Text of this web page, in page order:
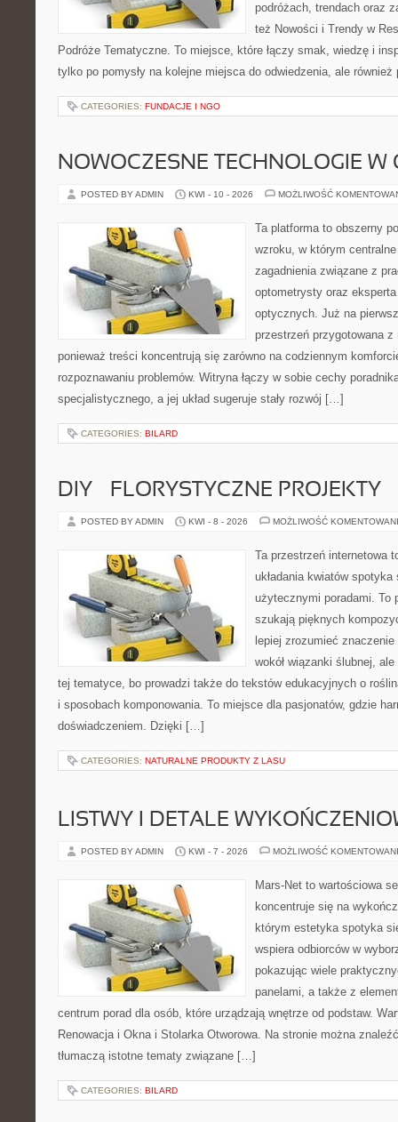
podróżach, trendach oraz
też Nowości i Trendy w
Podróże Tematyczne. To miejsce, które łączy smak, wiedzę i
tylko po pomysły na kolejne miejsca do odwiedzenia, ale
CATEGORIES: FUNDACJE I NGO
NOWOCZESNE TECHNOLOGIE W
POSTED BY ADMIN KWI - 10 - 2026 MOŻLIWOŚĆ
Ta platforma to obszerny
wzroku, w którym
zagadnienia związane z
optometrysty oraz
optycznych. Już na
przestrzeń przygotowana
ponieważ treści koncentrują się zarówno na codziennym
rozpoznawaniu problemów. Witryna łączy w sobie cechy
specjalistycznego, a jej układ sugeruje stały rozwój […]
CATEGORIES: BILARD
DIY – FLORYSTYCZNE PROJEKTY
POSTED BY ADMIN KWI - 8 - 2026 MOŻLIWOŚĆ
Ta przestrzeń internetowa
układania kwiatów
użytecznymi poradami. To
szukają pięknych
lepiej zrozumieć
wokół wiązanki ślubnej,
tej tematyce, bo prowadzi także do tekstów edukacyjnych o
i sposobach komponowania. To miejsce dla pasjonatów, gdzie
doświadczeniem. Dzięki […]
CATEGORIES: NATURALNE PRODUKTY Z LASU
LISTWY I DETALE
POSTED BY ADMIN KWI - 7 - 2026 MOŻLIWOŚĆ
Mars-Net to wartościowa
koncentruje się na
którym estetyka spotyka
wspiera odbiorców w
pokazując wiele
panelami, a także z
centrum porad dla osób, które urządzają wnętrze od podstaw.
Renowacja i Okna i Stolarka Otworowa. Na stronie można
tłumaczą istotne tematy związane […]
CATEGORIES: BILARD